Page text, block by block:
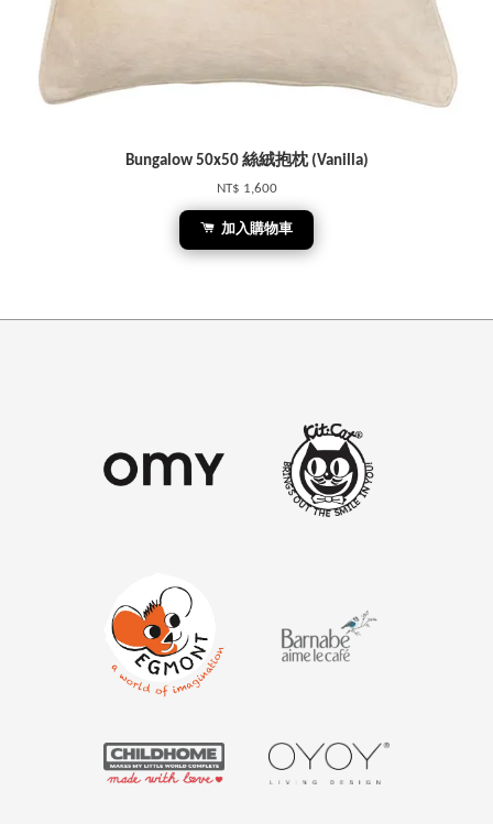
Bungalow 50x50 絲絨抱枕 (Vanilla)
NT$ 1,600
加入購物車